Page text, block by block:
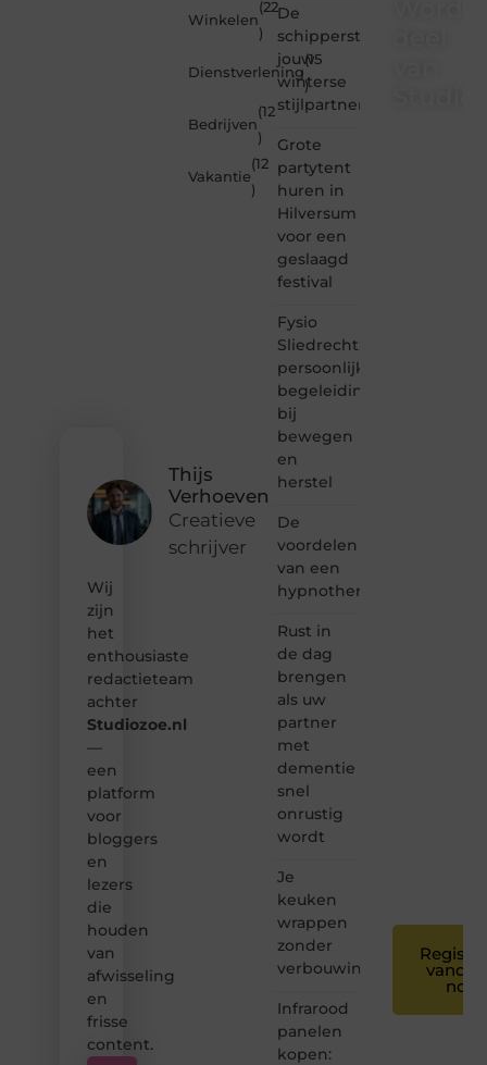
Thijs
Verhoeven
Creatieve
schrijver
Wij
zijn
het
enthousiaste
redactieteam
achter
Studiozoe.nl
—
een
platform
voor
bloggers
en
lezers
die
houden
van
afwisseling
en
frisse
content.
Winkelen
(22
)
Dienstverlening
(15
)
Bedrijven
(12
)
Vakantie
(12
)
De
schipperstrui
jouw
winterse
stijlpartner
Grote
partytent
huren in
Hilversum
voor een
geslaagd
festival
Fysio
Sliedrecht:
persoonlijke
begeleiding
bij
bewegen
en
herstel
De
voordelen
van een
hypnotherapeut
Rust in
de dag
brengen
als uw
partner
met
dementie
snel
onrustig
wordt
Je
keuken
wrappen
zonder
verbouwing
Infrarood
panelen
kopen:
nog